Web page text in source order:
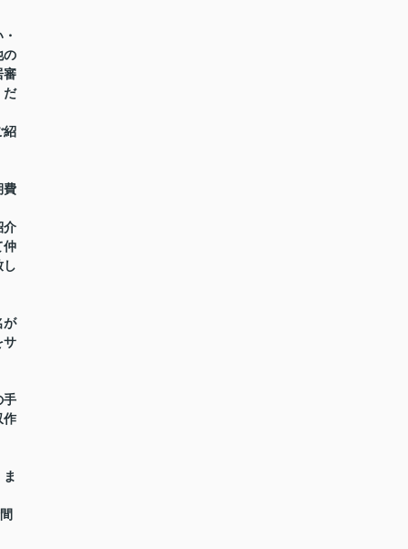
の
審
だ
紹
費
介
仲
し
が
サ
手
作